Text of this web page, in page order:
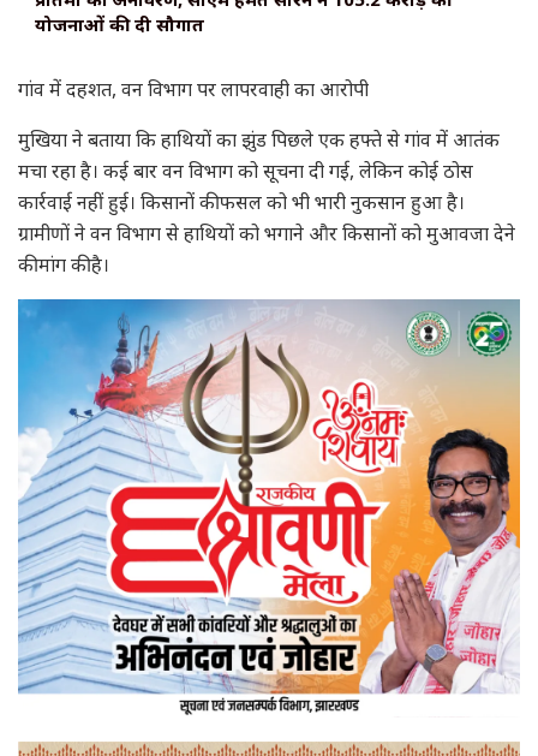
योजनाओं की दी सौगात
गांव में दहशत, वन विभाग पर लापरवाही का आरोपी
मुखिया ने बताया कि हाथियों का झुंड पिछले एक हफ्ते से गांव में आतंक
मचा रहा है। कई बार वन विभाग को सूचना दी गई, लेकिन कोई ठोस
कार्रवाई नहीं हुई। किसानों की फसल को भी भारी नुकसान हुआ है।
ग्रामीणों ने वन विभाग से हाथियों को भगाने और किसानों को मुआवजा देने
की मांग की है।